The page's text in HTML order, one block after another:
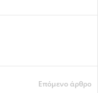
Επόμενο άρθρο